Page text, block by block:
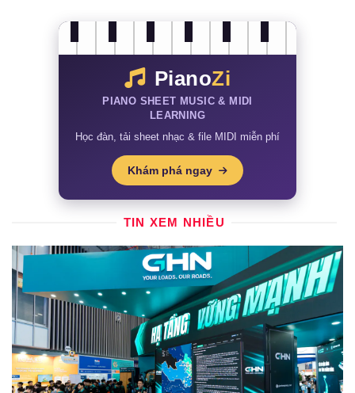
PianoZi
PIANO SHEET MUSIC & MIDI
LEARNING
Học đàn, tải sheet nhạc & file MIDI miễn phí
Khám phá ngay
TIN XEM NHIỀU